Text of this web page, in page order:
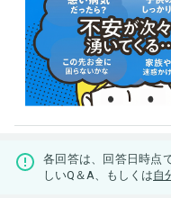
各回答は、回答日時点
しいQ＆A、もしくは自